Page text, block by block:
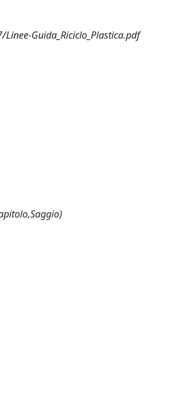
Guida_Riciclo_Plastica.pdf